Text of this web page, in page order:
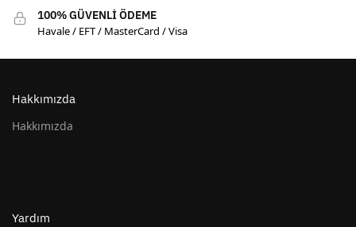
100% GÜVENLİ ÖDEME
Havale / EFT / MasterCard / Visa
Hakkımızda
Hakkımızda
Yardım